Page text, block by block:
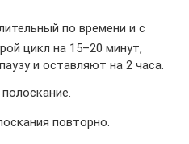
по времени и с
цикл на 15–20 минут,
и оставляют на 2 часа.
повторно.